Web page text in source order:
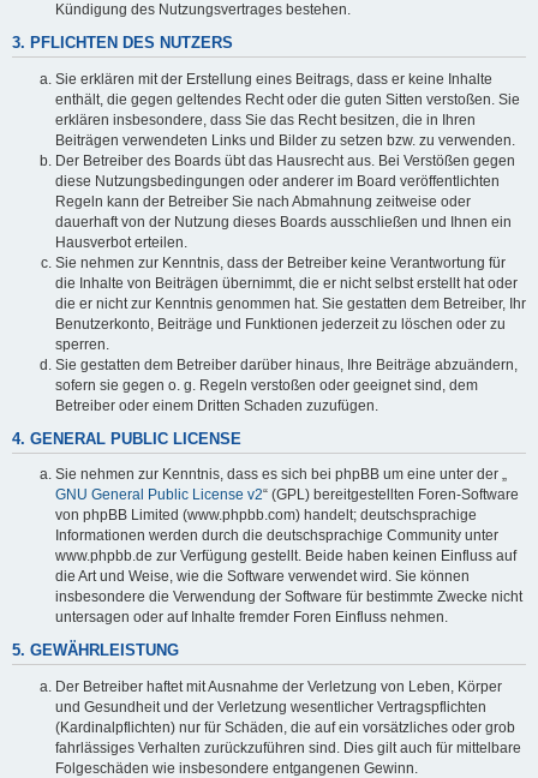
Kündigung des Nutzungsvertrages bestehen.
3. PFLICHTEN DES NUTZERS
Sie erklären mit der Erstellung eines Beitrags, dass er keine Inhalte
enthält, die gegen geltendes Recht oder die guten Sitten verstoßen. Sie
erklären insbesondere, dass Sie das Recht besitzen, die in Ihren
Beiträgen verwendeten Links und Bilder zu setzen bzw. zu verwenden.
Der Betreiber des Boards übt das Hausrecht aus. Bei Verstößen gegen
diese Nutzungsbedingungen oder anderer im Board veröffentlichten
Regeln kann der Betreiber Sie nach Abmahnung zeitweise oder
dauerhaft von der Nutzung dieses Boards ausschließen und Ihnen ein
Hausverbot erteilen.
Sie nehmen zur Kenntnis, dass der Betreiber keine Verantwortung für
die Inhalte von Beiträgen übernimmt, die er nicht selbst erstellt hat oder
die er nicht zur Kenntnis genommen hat. Sie gestatten dem Betreiber, Ihr
Benutzerkonto, Beiträge und Funktionen jederzeit zu löschen oder zu
sperren.
Sie gestatten dem Betreiber darüber hinaus, Ihre Beiträge abzuändern,
sofern sie gegen o. g. Regeln verstoßen oder geeignet sind, dem
Betreiber oder einem Dritten Schaden zuzufügen.
4. GENERAL PUBLIC LICENSE
Sie nehmen zur Kenntnis, dass es sich bei phpBB um eine unter der „
GNU General Public License v2“ (GPL) bereitgestellten Foren-Software
von phpBB Limited (www.phpbb.com) handelt; deutschsprachige
Informationen werden durch die deutschsprachige Community unter
www.phpbb.de zur Verfügung gestellt. Beide haben keinen Einfluss auf
die Art und Weise, wie die Software verwendet wird. Sie können
insbesondere die Verwendung der Software für bestimmte Zwecke nicht
untersagen oder auf Inhalte fremder Foren Einfluss nehmen.
5. GEWÄHRLEISTUNG
Der Betreiber haftet mit Ausnahme der Verletzung von Leben, Körper
und Gesundheit und der Verletzung wesentlicher Vertragspflichten
(Kardinalpflichten) nur für Schäden, die auf ein vorsätzliches oder grob
fahrlässiges Verhalten zurückzuführen sind. Dies gilt auch für mittelbare
Folgeschäden wie insbesondere entgangenen Gewinn.